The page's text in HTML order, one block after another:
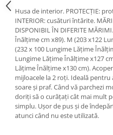
Ochelari de soare
Sepci
Echipament Dama
Camasi dama
Geci dama
Incaltaminte dama
Manusi dama
Pantaloni dama
Intercom
Husa de interior. PROTECȚIE:
INTERIOR: cusături întărite.
DISPONIBIL ÎN DIFERITE
Înălțime cm x89). M (203 x122
(232 x 100 Lungime Lățime
Lungime Lățime Înălțime x127
Lățime Înălțime x130 cm).
mijloacele la 2 roți. Ideală
soare și praf. Când vă parchezi
doriți să o curățați cât mai mult
simplu. Ușor de pus și de
atunci când nu este utilizată.